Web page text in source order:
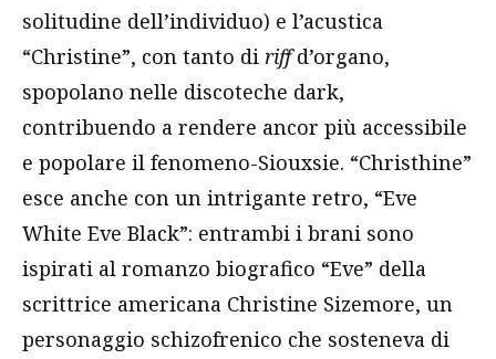
solitudine dell’individuo) e l’acustica
“Christine”, con tanto di riffd’organo,
spopolano nelle discoteche dark,
contribuendo a rendere ancor più accessibile
e popolare il fenomeno-Siouxsie. “Christhine”
esce anche con un intrigante retro, “Eve
White Eve Black”: entrambi i brani sono
ispirati al romanzo biografico “Eve” della
scrittrice americana Christine Sizemore, un
personaggio schizofrenico che sosteneva di